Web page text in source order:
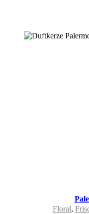
Floral,